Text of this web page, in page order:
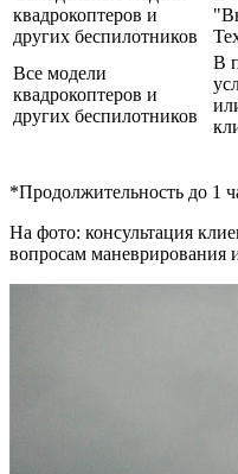
квадрокоптеров и
других беспилотников
Все модели
квадрокоптеров и
других беспилотников
В
*Продолжительность до 1
На фото: консультация
вопросам маневрирования